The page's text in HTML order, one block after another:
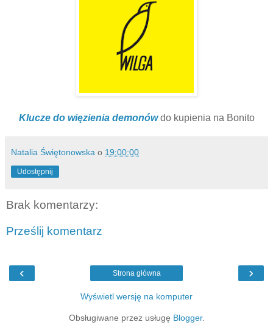
Klucze do więzienia demonów do kupienia na Bonito
Natalia Świętonowska o 19:00:00
Udostępnij
Brak komentarzy:
Prześlij komentarz
‹ ›
Strona główna
Wyświetl wersję na komputer
Obsługiwane przez usługę Blogger.